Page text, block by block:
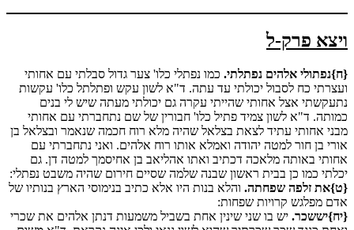
ויצא פרק-ל
{ח}נפתולי אלהים נפתלתי. כמו נפתלי כלו' צער גדול סבלתי עם אחותי
ועצרתי כח לסבול יכולתי עד עתה. ד"א לשון עקש ופתלתל כלו' עקשות
נתעקשתי אצל אחותי שהייתי עקרה גם יכולתי מעתה שיש לי בנים
כמותה. ד"א לשון צמיד פתיל כלו' חבורין של שם נתחברתי עם אחותי
מבני אחותי עתיד לצאת בצלאל שהיה מלא רוח חכמה שנאמר ובצלאל בן
אורי בן חור למטה יהודה ואמלא אותו רוח אלהים. ואני נתחברתי עם
אחותי באותה מלאכה דכתיב ואתו אהליאב בן אחיסמך למטה דן. גם
יכלתי כמו כן בבית ראשון שבנה שלמה שסיים חירום שהיה משבט נפתלי:
{ט}את זלפה שפחתה. והלא בנות היו אלא כתיב בנימוסי הארץ בנותיו של
אדם מפלגש קרויות שפחות:
{יח}יששכר. יש בו שני שינין אחת בשביל משמעות דנתן אלהים את שכרי